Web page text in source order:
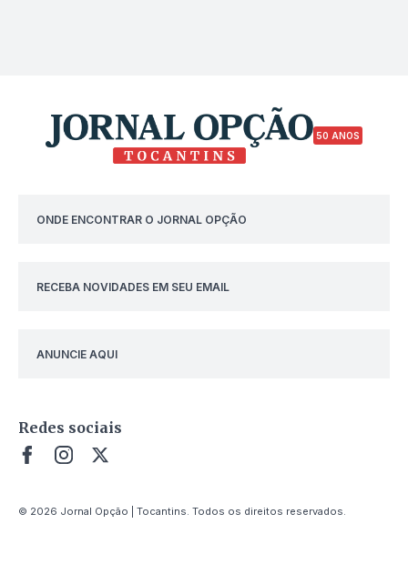
50 ANOS
ONDE ENCONTRAR O JORNAL OPÇÃO
RECEBA NOVIDADES EM SEU EMAIL
ANUNCIE AQUI
Redes sociais
© 2026 Jornal Opção | Tocantins. Todos os direitos reservados.